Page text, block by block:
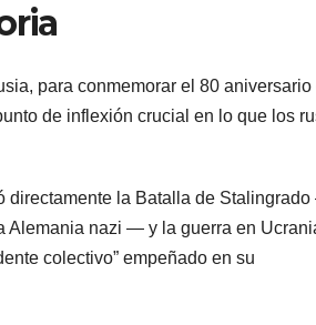
para conmemorar el 80 aniversario
de inflexión crucial en lo que los
directamente la Batalla de
Alemania nazi — y la guerra en
colectivo” empeñado en su